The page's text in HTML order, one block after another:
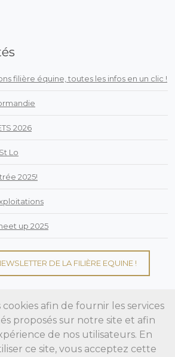
filière équine, toutes les infos en un clic !
2026
Lo
2025!
up 2025
DE LA FILIÈRE EQUINE !
filière équine by Crédit Agricole Normandie.
données
Mentions Légales
cookies afin de fournir les services
proposés sur notre site et afin
de nos utilisateurs. En
ce site, vous acceptez cette